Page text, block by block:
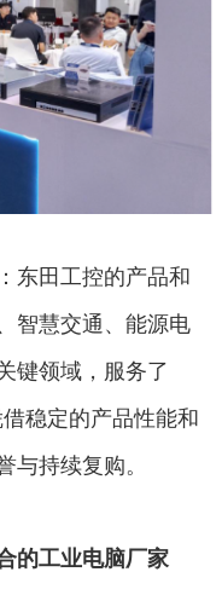
：东田工控的产品和
智慧交通、能源电
键领域，服务了
稳定的产品性能和
持续复购。
的工业电脑厂家